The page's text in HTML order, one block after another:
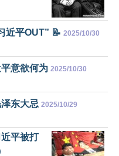
近平OUT” 📝 2025/10/30
意欲何为 2025/10/30
东大忌 2025/10/29
平被打